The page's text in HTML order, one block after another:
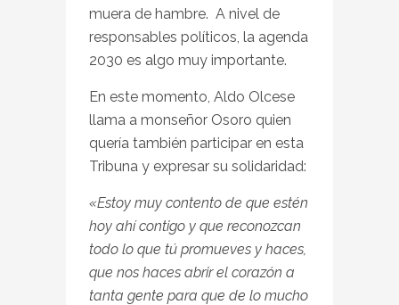
muera de hambre. A nivel de
responsables políticos, la agenda
2030 es algo muy importante.
En este momento, Aldo Olcese
llama a monseñor Osoro quien
quería también participar en esta
Tribuna y expresar su solidaridad:
«Estoy muy contento de que estén
hoy ahí contigo y que reconozcan
todo lo que tú promueves y haces,
que nos haces abrir el corazón a
tanta gente para que de lo mucho